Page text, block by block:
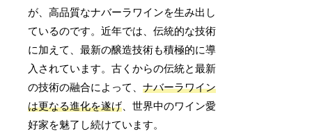
が、高品質なナバーラワインを生み出し
ているのです。近年では、伝統的な技術
に加えて、最新の醸造技術も積極的に導
入されています。古くからの伝統と最新
の技術の融合によって、ナバーラワイン
は更なる進化を遂げ 、世界中のワイン愛
好家を魅了し続けています。